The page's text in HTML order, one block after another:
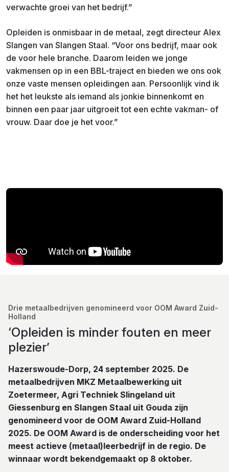
verwachte groei van het bedrijf.”
Opleiden is onmisbaar in de metaal, zegt directeur Alex
Slangen van Slangen Staal. “Voor ons bedrijf, maar ook
de voor hele branche. Daarom leiden we jonge
vakmensen op in een BBL-traject en bieden we ons ook
onze vaste mensen opleidingen aan. Persoonlijk vind ik
het het leukste als iemand als jonkie binnenkomt en
binnen een paar jaar uitgroeit tot een echte vakman- of
vrouw. Daar doe je het voor.”
Drie metaalbedrijven genomineerd voor OOM Award Zuid-
Holland
‘Opleiden is minder fouten en meer
plezier’
Hazerswoude-Dorp, 24 september 2025. De
metaalbedrijven MKZ Metaalbewerking uit
Zoetermeer, Agri Techniek Slingeland uit
Giessenburg en Slangen Staal uit Gouda zijn
genomineerd voor de OOM Award Zuid-Holland
2025. De OOM Award is de onderscheiding voor het
meest actieve (metaal)leerbedrijf in de regio. De
winnaar wordt bekendgemaakt op 8 oktober.